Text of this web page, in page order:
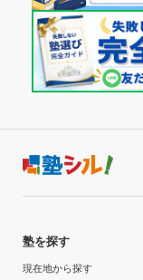
1日あたりの授業
1時間～2時間未
月額料金
〜10,000円
目的の達成度
授業以外のサポー
(相談・面談、家庭学習
一年に何度か親と
話や得意な科目の
利用詳細
2017年以前〜
小学4年
塾を探す
現在地から探す